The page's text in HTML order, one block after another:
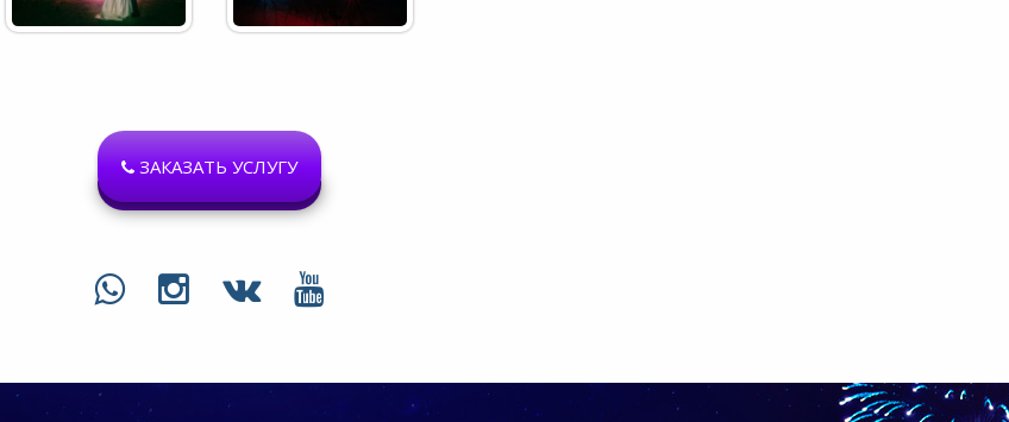
ЗАКАЗАТЬ УСЛУГУ